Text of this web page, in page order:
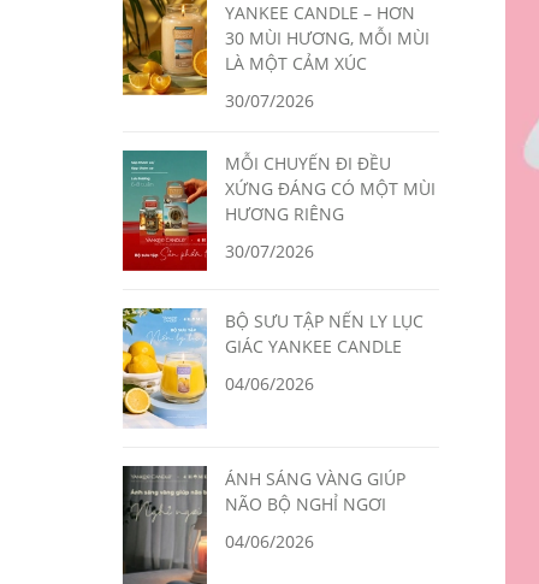
YANKEE CANDLE – HƠN
30 MÙI HƯƠNG, MỖI MÙI
LÀ MỘT CẢM XÚC
30/07/2026
MỖI CHUYẾN ĐI ĐỀU
XỨNG ĐÁNG CÓ MỘT MÙI
HƯƠNG RIÊNG
30/07/2026
BỘ SƯU TẬP NẾN LY LỤC
GIÁC YANKEE CANDLE
04/06/2026
ÁNH SÁNG VÀNG GIÚP
NÃO BỘ NGHỈ NGƠI
04/06/2026